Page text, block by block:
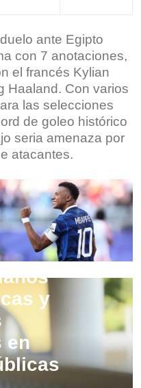
ante Egipto
con 7 anotaciones,
el francés Kylian
Haaland. Con varios
las selecciones
de goleo histórico
seria amenaza por
atacantes.
y
en